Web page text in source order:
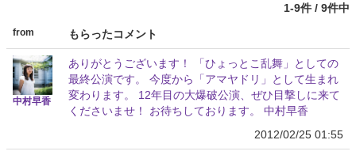
n
t
o
n
1-9件 / 9件中
from もらったコメント
中村早香
ありがとうございます！ 「ひょっとこ乱舞」としての
最終公演です。 今度から「アマヤドリ」として生まれ
変わります。 12年目の大爆破公演、ぜひ目撃しに来て
くださいませ！ お待ちしております。 中村早香
2012/02/25 01:55